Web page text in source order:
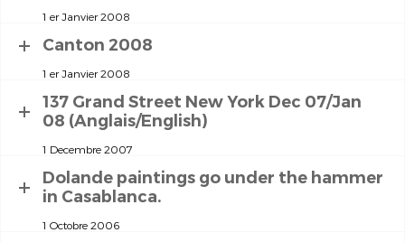
1 er Janvier 2008
Canton 2008
1 er Janvier 2008
137 Grand Street New York Dec 07/Jan
08 (Anglais/English)
1 Decembre 2007
Dolande paintings go under the hammer
in Casablanca.
1 Octobre 2006